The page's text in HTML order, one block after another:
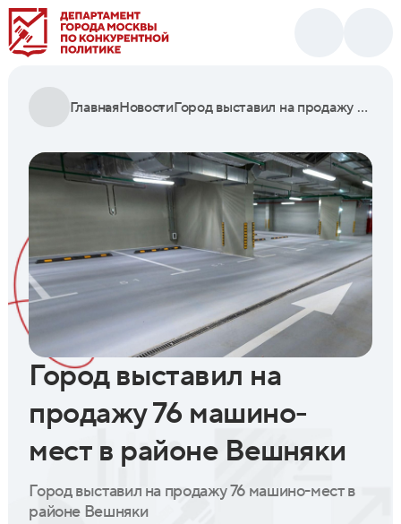
ГлавнаяНовости Город выставил на продажу 76 машино-мест в районе Вешняки
Город выставил на
продажу 76 машино-
мест в районе Вешняки
Город выставил на продажу 76 машино-мест в
районе Вешняки